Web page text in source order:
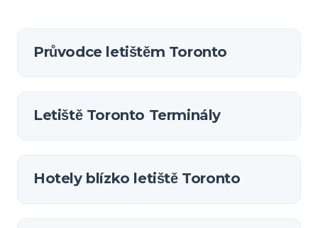
Průvodce letištěm Toronto
Letiště Toronto Terminály
Hotely blízko letiště Toronto